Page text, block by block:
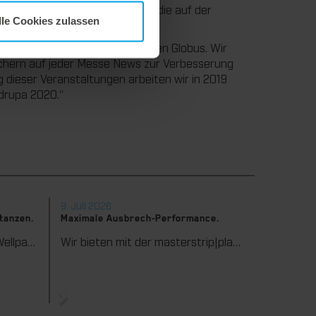
Cookies zulassen
an einigen Innovationen, die auf der
Messejahr rund um den Globus. Wir
auf jeder Messe News zur Verbesserung
Veranstaltungen arbeiten wir in 2019
2020.“
Wir unterstützen Sie in der Wellpappenverarbeitung mit dem digitalen Zonenausgleich DZL|foil bei der Reduzierung von Rüstzeiten und dem zuverlässigen Ausgleich von Höhentoleranzen im Stanztiegel. Die individuell angepasste Folie sorgt für gleichmäßige Stanzergebnisse und stabile Produktionsprozesse – schnell, flexibel und ohne aufwendige mechanische Eingriffe.
9. Juli 2026
Maximale Ausbrech-Performance.
Wir bieten mit der masterstrip|plate eine seit vielen Jahren bewährte Lösung für maximale Prozesssicherheit beim Ausbrechen. Das speziell entwickelte Ausbrechoberteil ermöglicht einen stabilen, sauberen und effizienten Ausbrechprozess auch bei anspruchsvollen Anwendungen.